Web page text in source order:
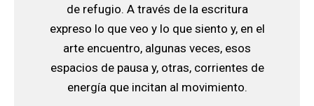
de refugio. A través de la escritura
expreso lo que veo y lo que siento y, en el
arte encuentro, algunas veces, esos
espacios de pausa y, otras, corrientes de
energía que incitan al movimiento.